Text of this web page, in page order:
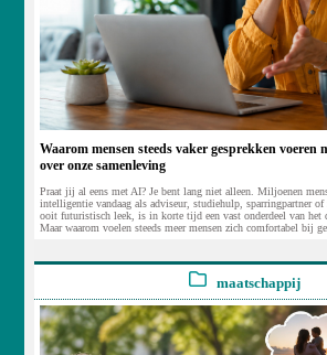
Waarom mensen steeds vaker gesprekken voeren
over onze samenleving
Praat jij al eens met AI? Je bent lang niet alleen. Miljoenen
intelligentie vandaag als adviseur, studiehulp, sparringpartner
ooit futuristisch leek, is in korte tijd een vast onderdeel van het
Maar waarom voelen steeds meer mensen zich comfortabel bij
maatschappij